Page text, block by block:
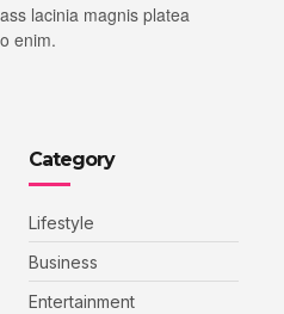
lacinia magnis platea
enim.
Category
Lifestyle
Business
Entertainment